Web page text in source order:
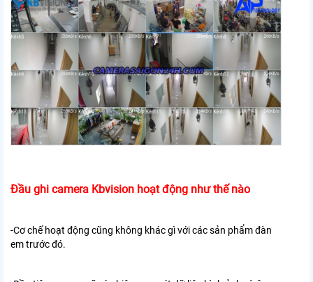
Đầu ghi camera Kbvision hoạt động như thế nào
-Cơ chế hoạt động cũng không khác gì với các sản phẩm đàn
em trước đó.